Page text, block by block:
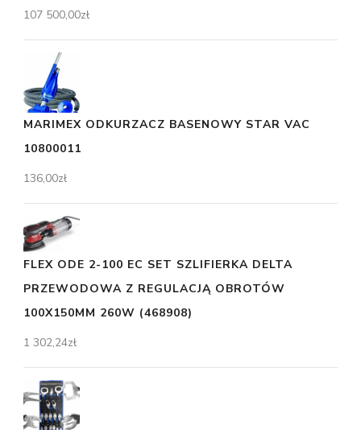
107 500,00zł
MARIMEX ODKURZACZ BASENOWY STAR VAC
10800011
136,00zł
FLEX ODE 2-100 EC SET SZLIFIERKA DELTA
PRZEWODOWA Z REGULACJĄ OBROTÓW
100X150MM 260W (468908)
1 302,24zł